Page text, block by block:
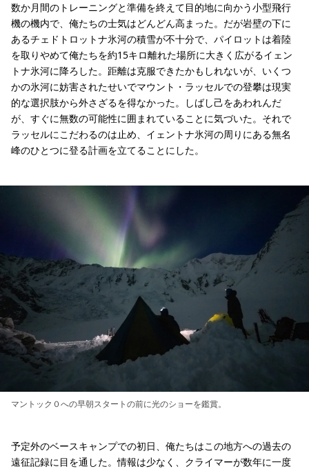
数か月間のトレーニングと準備を終えて目的地に向かう小型飛行
機の機内で、俺たちの士気はどんどん高まった。だが岩壁の下に
あるチェドトロットナ氷河の積雪が不十分で、パイロットは着陸
を取りやめて俺たちを約15キロ離れた場所に大きく広がるイェン
トナ氷河に降ろした。距離は克服できたかもしれないが、いくつ
かの氷河に妨害されたせいでマウント・ラッセルでの登攀は現実
的な選択肢から外さざるを得なかった。しばし己をあわれんだ
が、すぐに無数の可能性に囲まれていることに気づいた。それで
ラッセルにこだわるのは止め、イェントナ氷河の周りにある無名
峰のひとつに登る計画を立てることにした。
マントック０への早朝スタートの前に光のショーを鑑賞。
予定外のベースキャンプでの初日、俺たちはこの地方への過去の
遠征記録に目を通した。情報は少なく、クライマーが数年に一度